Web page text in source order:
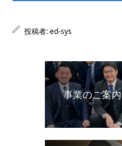
投稿者:ed-sys
事業のご案内